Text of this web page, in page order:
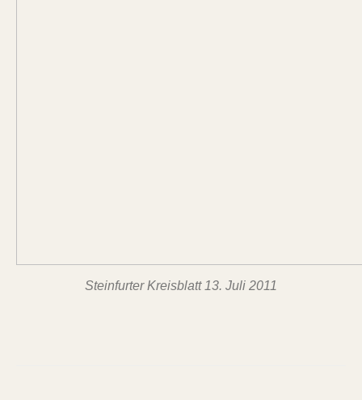
Steinfurter Kreisblatt 13. Juli 2011